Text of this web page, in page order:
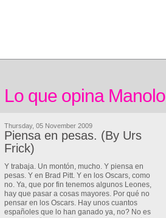
Lo que opina Manolo
Thursday, 05 November 2009
Piensa en pesas. (By Urs
Frick)
Y trabaja. Un montón, mucho. Y piensa en
pesas. Y en Brad Pitt. Y en los Oscars, como
no. Ya, que por fin tenemos algunos Leones,
hay que pasar a cosas mayores. Por qué no
pensar en los Oscars. Hay unos cuantos
españoles que lo han ganado ya, no? No es